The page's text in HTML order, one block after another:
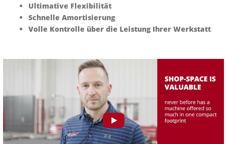
Ultimative Flexibilität
Schnelle Amortisierung
Volle Kontrolle über die Leistung Ihrer Werkstatt